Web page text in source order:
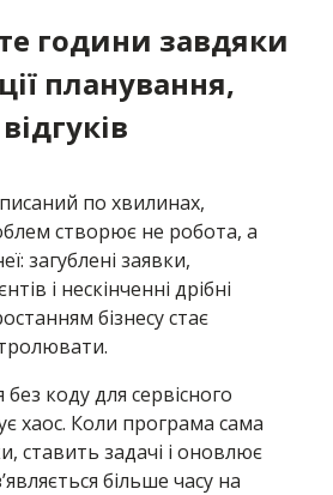
години завдяки
планування,
по хвилинах,
створює не робота, а
загублені заявки,
і нескінченні дрібні
бізнесу стає
коду для сервісного
хаос. Коли програма сама
ставить задачі і оновлює
більше часу на